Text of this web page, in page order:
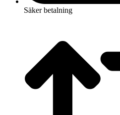
Säker betalning